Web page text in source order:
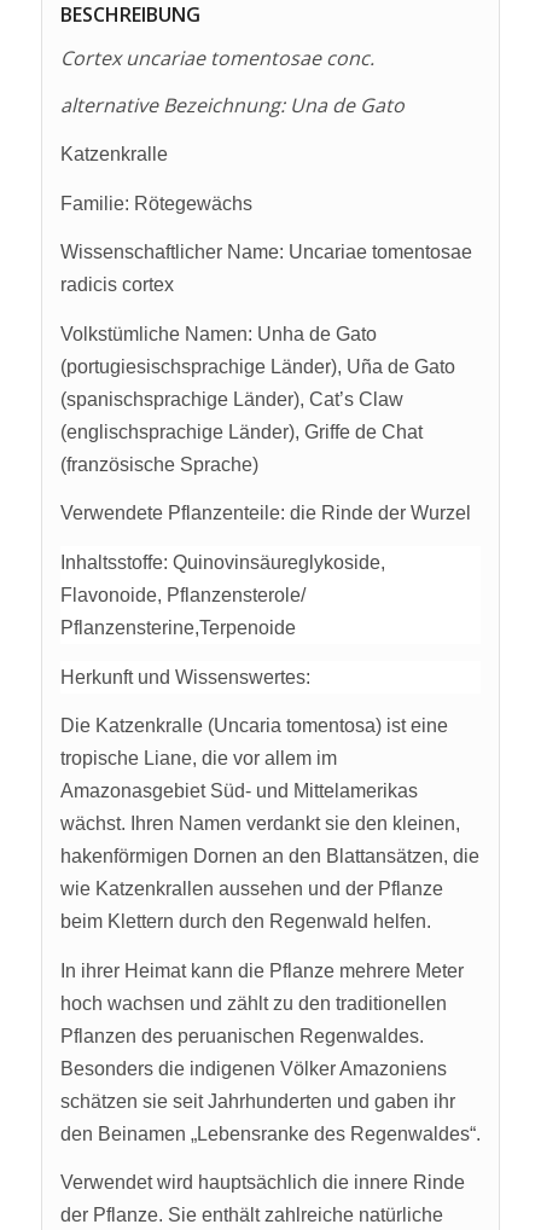
BESCHREIBUNG
Cortex uncariae tomentosae conc.
alternative Bezeichnung: Una de Gato
Katzenkralle
Familie: Rötegewächs
Wissenschaftlicher Name: Uncariae tomentosae
radicis cortex
Volkstümliche Namen: Unha de Gato
(portugiesischsprachige Länder), Uña de Gato
(spanischsprachige Länder), Cat’s Claw
(englischsprachige Länder), Griffe de Chat
(französische Sprache)
Verwendete Pflanzenteile: die Rinde der Wurzel
Inhaltsstoffe: Quinovinsäureglykoside,
Flavonoide, Pflanzensterole/
Pflanzensterine,Terpenoide
Herkunft und Wissenswertes:
Die Katzenkralle (Uncaria tomentosa) ist eine
tropische Liane, die vor allem im
Amazonasgebiet Süd- und Mittelamerikas
wächst. Ihren Namen verdankt sie den kleinen,
hakenförmigen Dornen an den Blattansätzen, die
wie Katzenkrallen aussehen und der Pflanze
beim Klettern durch den Regenwald helfen.
In ihrer Heimat kann die Pflanze mehrere Meter
hoch wachsen und zählt zu den traditionellen
Pflanzen des peruanischen Regenwaldes.
Besonders die indigenen Völker Amazoniens
schätzen sie seit Jahrhunderten und gaben ihr
den Beinamen „Lebensranke des Regenwaldes“.
Verwendet wird hauptsächlich die innere Rinde
der Pflanze. Sie enthält zahlreiche natürliche